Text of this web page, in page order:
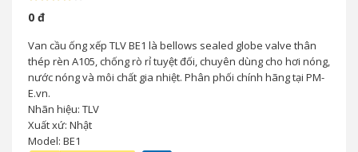
0 đ
Van cầu ống xếp TLV BE1 là bellows sealed globe valve thân
thép rèn A105, chống rò rỉ tuyệt đối, chuyên dùng cho hơi nóng,
nước nóng và môi chất gia nhiệt. Phân phối chính hãng tại PM-
E.vn.
Nhãn hiệu: TLV
Xuất xứ: Nhật
Model: BE1